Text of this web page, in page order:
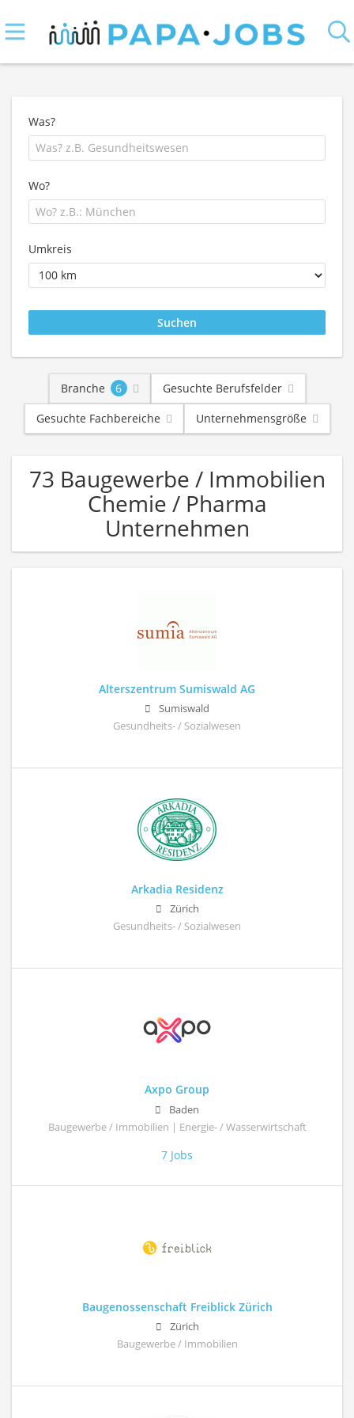
Was?
Wo?
Umkreis
Branche 6
Gesuchte Berufsfelder
Gesuchte Fachbereiche
Unternehmensgröße
73 Baugewerbe / Immobilien
Chemie / Pharma
Unternehmen
Alterszentrum Sumiswald AG
Sumiswald
Gesundheits- / Sozialwesen
Arkadia Residenz
Zürich
Gesundheits- / Sozialwesen
Axpo Group
Baden
Baugewerbe / Immobilien | Energie- / Wasserwirtschaft
7 Jobs
Baugenossenschaft Freiblick Zürich
Zürich
Baugewerbe / Immobilien